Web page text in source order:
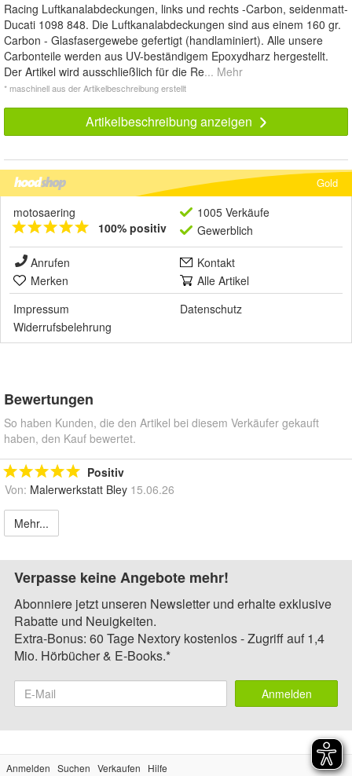
Racing Luftkanalabdeckungen, links und rechts -Carbon, seidenmatt-
Ducati 1098 848. Die Luftkanalabdeckungen sind aus einem 160 gr.
Carbon - Glasfasergewebe gefertigt (handlaminiert). Alle unsere
Carbonteile werden aus UV-beständigem Epoxydharz hergestellt.
Der Artikel wird ausschließlich für die Re... Mehr
* maschinell aus der Artikelbeschreibung erstellt
Artikelbeschreibung anzeigen
Gold
motosaering
100% positiv
1005 Verkäufe
Gewerblich
Anrufen
Kontakt
Merken
Alle Artikel
Impressum
Datenschutz
Widerrufsbelehrung
Bewertungen
So haben Kunden, die den Artikel bei diesem Verkäufer gekauft
haben, den Kauf bewertet.
Positiv
Von: Malerwerkstatt Bley 15.06.26
Mehr...
Verpasse keine Angebote mehr!
Abonniere jetzt unseren Newsletter und erhalte exklusive
Rabatte und Neuigkeiten.
Extra-Bonus: 60 Tage Nextory kostenlos - Zugriff auf 1,4
Mio. Hörbücher & E-Books.*
Anmelden
Anmelden Suchen Verkaufen
Hilfe